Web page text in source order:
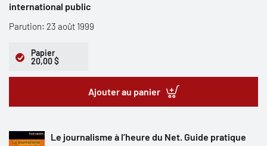
international public
Parution: 23 août 1999
Papier
20,00 $
Ajouter au panier
Le journalisme à l’heure du Net. Guide pratique